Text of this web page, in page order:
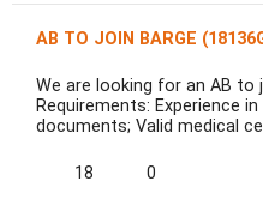
AB TO JOIN BARGE
We are looking for an AB to
Requirements: Experience
documents; Valid medical
18 0